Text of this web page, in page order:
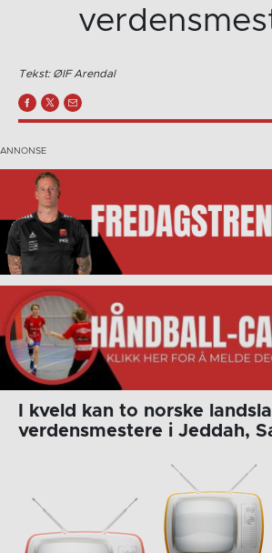
Tekst: ØIF Arendal
I kveld kan to norske
verdensmestere i Jeddah,